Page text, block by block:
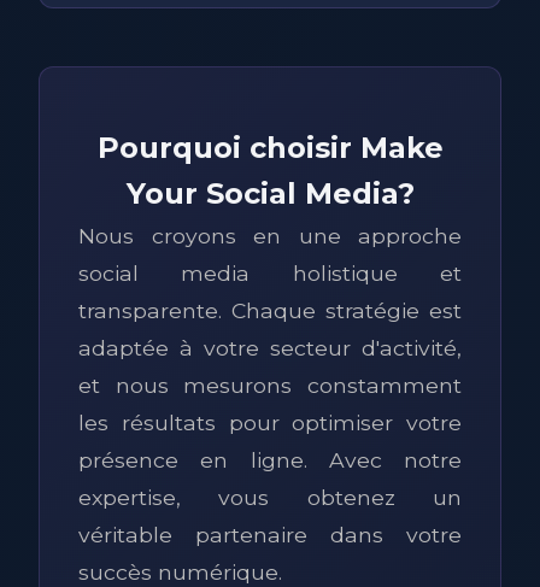
Pourquoi choisir Make
Your Social Media?
Nous croyons en une approche
social media holistique et
transparente. Chaque stratégie est
adaptée à votre secteur d'activité,
et nous mesurons constamment
les résultats pour optimiser votre
présence en ligne. Avec notre
expertise, vous obtenez un
véritable partenaire dans votre
succès numérique.